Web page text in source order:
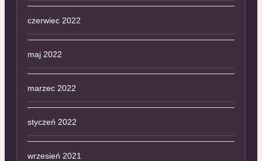
czerwiec 2022
maj 2022
marzec 2022
styczeń 2022
wrzesień 2021